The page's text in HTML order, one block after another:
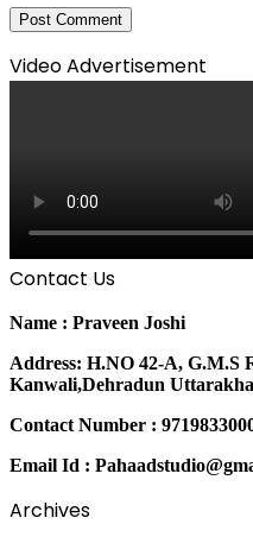
Video Advertisement
Contact Us
Name : Praveen Joshi
Address: H.NO 42-A, G.M.S
Kanwali,Dehradun
Contact Number :
Email Id :
Archives